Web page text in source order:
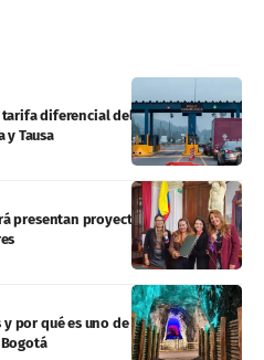
diferencial del 50% en el peaje
y Tausa
presentan proyecto contra la
por qué es uno de los destinos